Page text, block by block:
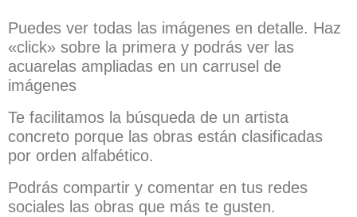
Puedes ver todas las imágenes en detalle. Haz
«click» sobre la primera y podrás ver las
acuarelas ampliadas en un carrusel de
imágenes
Te facilitamos la búsqueda de un artista
concreto porque las obras están clasificadas
por orden alfabético.
Podrás compartir y comentar en tus redes
sociales las obras que más te gusten.